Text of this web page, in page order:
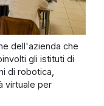
dell'azienda che
gli istituti di
di robotica,
virtuale per